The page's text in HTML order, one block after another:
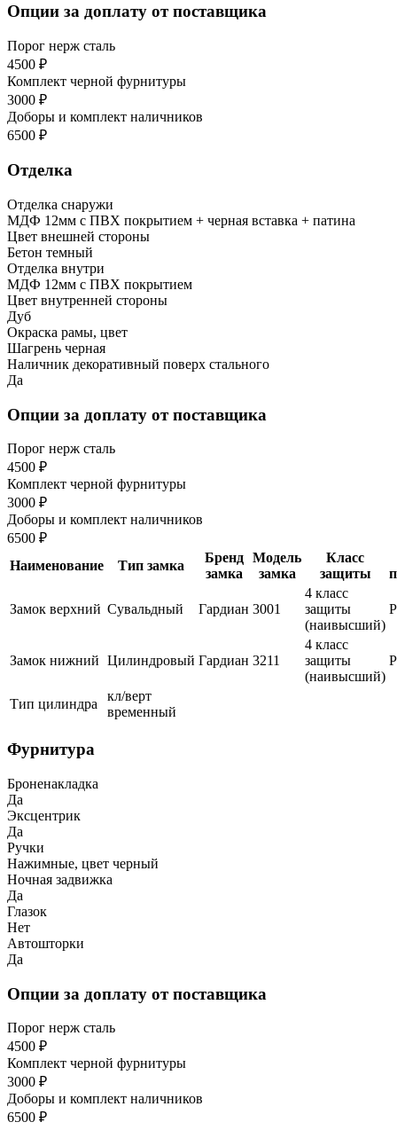
Опции за доплату от поставщика
Порог нерж сталь
4500 ₽
Комплект черной фурнитуры
3000 ₽
Доборы и комплект наличников
6500 ₽
Отделка
Отделка снаружи
МДФ 12мм с ПВХ покрытием + черная вставка + патина
Цвет внешней стороны
Бетон темный
Отделка внутри
МДФ 12мм с ПВХ покрытием
Цвет внутренней стороны
Дуб
Окраска рамы, цвет
Шагрень черная
Наличник декоративный поверх стального
Да
Опции за доплату от поставщика
Порог нерж сталь
4500 ₽
Комплект черной фурнитуры
3000 ₽
Доборы и комплект наличников
6500 ₽
Наименование
Тип замка
Бренд
замка
Модель
замка
Класс
защиты
Замок верхний Сувальдный Гардиан 3001
4 класс
защиты
(наивысший)
Замок нижний Цилиндровый Гардиан 3211
4 класс
защиты
(наивысший)
Тип цилиндра
кл/верт
временный
Фурнитура
Броненакладка
Да
Эксцентрик
Да
Ручки
Нажимные, цвет черный
Ночная задвижка
Да
Глазок
Нет
Автошторки
Да
Опции за доплату от поставщика
Порог нерж сталь
4500 ₽
Комплект черной фурнитуры
3000 ₽
Доборы и комплект наличников
6500 ₽